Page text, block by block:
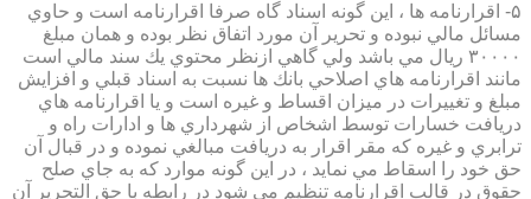
۵- اقرارنامه ها ، اين گونه اسناد گاه صرفا اقرارنامه است و حاوي
مسائل مالي نبوده و تحرير آن مورد اتفاق نظر بوده و همان مبلغ
۳۰۰۰۰ ريال مي باشد ولي گاهي ازنظر محتوي يك سند مالي است
مانند اقرارنامه هاي اصلاحي بانك ها نسبت به اسناد قبلي و افزايش
مبلغ و تغييرات در ميزان اقساط و غيره است و يا اقرارنامه هاي
دريافت خسارات توسط اشخاص از شهرداري ها و ادارات راه و
ترابري و غيره كه مقر اقرار به دريافت مبالغي نموده و در قبال آن
حق خود را اسقاط مي نمايد ، در اين گونه موارد كه به جاي صلح
حقوق در قالب اقرارنامه تنظيم مي شود در رابطه با حق التحرير آن